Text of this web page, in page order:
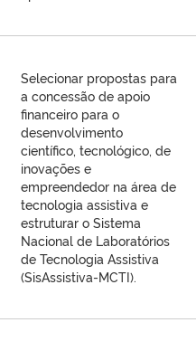
Selecionar propostas para
a concessão de apoio
financeiro para o
desenvolvimento
científico, tecnológico, de
inovações e
empreendedor na área de
tecnologia assistiva e
estruturar o Sistema
Nacional de Laboratórios
de Tecnologia Assistiva
(SisAssistiva-MCTI).